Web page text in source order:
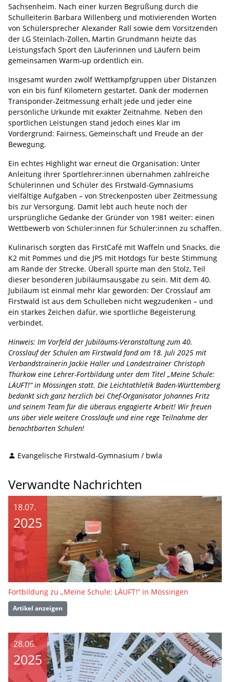
Sachsenheim. Nach einer kurzen Begrüßung durch die
Schulleiterin Barbara Willenberg und motivierenden Worten
von Schülersprecher Alexander Rall sowie dem Vorsitzenden
der LG Steinlach-Zollen, Martin Grundmann heizte das
Leistungsfach Sport den Läuferinnen und Läufern beim
gemeinsamen Warm-up ordentlich ein.
Insgesamt wurden zwölf Wettkampfgruppen über Distanzen
von ein bis fünf Kilometern gestartet. Dank der modernen
Transponder-Zeitmessung erhält jede und jeder eine
persönliche Urkunde mit exakter Zeitnahme. Neben den
sportlichen Leistungen stand jedoch eines klar im
Vordergrund: Fairness, Gemeinschaft und Freude an der
Bewegung.
Ein echtes Highlight war erneut die Organisation: Unter
Anleitung ihrer Sportlehrer:innen übernahmen zahlreiche
Schülerinnen und Schüler des Firstwald-Gymnasiums
vielfältige Aufgaben – von Streckenposten über Zeitmessung
bis zur Versorgung. Damit lebt auch heute noch der
ursprüngliche Gedanke der Gründer von 1981 weiter: einen
Wettbewerb von Schüler:innen für Schüler:innen zu schaffen.
Kulinarisch sorgten das FirstCafé mit Waffeln und Snacks, die
K2 mit Pommes und die JPS mit Hotdogs für beste Stimmung
am Rande der Strecke. Überall spürte man den Stolz, Teil
dieser besonderen Jubiläumsausgabe zu sein. Mit dem 40.
Jubiläum ist einmal mehr klar geworden: Der Crosslauf am
Firstwald ist aus dem Schulleben nicht wegzudenken – und
ein starkes Zeichen dafür, wie sportliche Begeisterung
verbindet.
Hinweis: Im Vorfeld der Jubiläums-Veranstaltung zum 40.
Crosslauf der Schulen am Firstwald fand am 18. Juli 2025 mit
Verbandstrainerin Jackie Haller und Landestrainer Christoph
Thürkow eine Lehrer-Fortbildung unter dem Titel „Meine Schule:
LÄUFT!“ in Mössingen statt. Die Leichtathletik Baden-Württemberg
bedankt sich ganz herzlich bei Chef-Organisator Johannes Fritz
und seinem Team für die überaus engagierte Arbeit! Wir freuen
uns über viele weitere Crossläufe und eine rege Teilnahme der
benachtbarten Schulen!
Evangelische Firstwald-Gymnasium / bwla
Verwandte Nachrichten
18.07.
2025
Fortbildung zu „Meine Schule: LÄUFT!“ in Mössingen
Artikel anzeigen
28.06.
2025